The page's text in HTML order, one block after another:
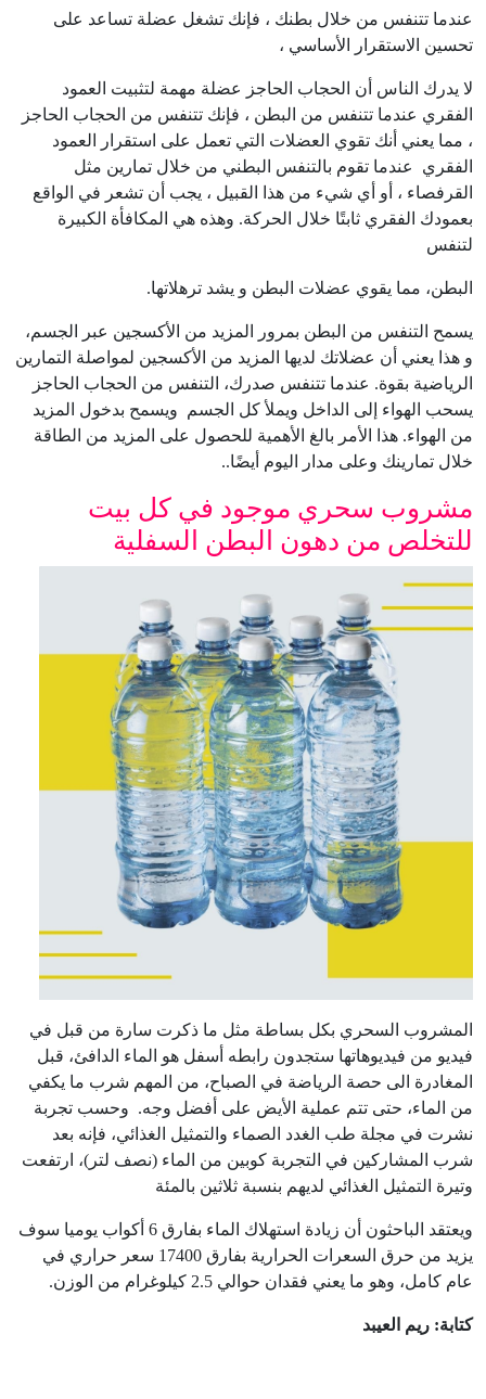
عندما تتنفس من خلال بطنك ، فإنك تشغل عضلة تساعد على
تحسين الاستقرار الأساسي ،
لا يدرك الناس أن الحجاب الحاجز عضلة مهمة لتثبيت العمود
الفقري عندما تتنفس من البطن ، فإنك تتنفس من الحجاب الحاجز
، مما يعني أنك تقوي العضلات التي تعمل على استقرار العمود
الفقري عندما تقوم بالتنفس البطني من خلال تمارين مثل
القرفصاء ، أو أي شيء من هذا القبيل ، يجب أن تشعر في الواقع
بعمودك الفقري ثابتًا خلال الحركة. وهذه هي المكافأة الكبيرة
لتنفس
البطن، مما يقوي عضلات البطن و يشد ترهلاتها.
يسمح التنفس من البطن بمرور المزيد من الأكسجين عبر الجسم،
و هذا يعني أن عضلاتك لديها المزيد من الأكسجين لمواصلة التمارين
الرياضية بقوة. عندما تتنفس صدرك، التنفس من الحجاب الحاجز
يسحب الهواء إلى الداخل ويملأ كل الجسم ويسمح بدخول المزيد
من الهواء. هذا الأمر بالغ الأهمية للحصول على المزيد من الطاقة
خلال تمارينك وعلى مدار اليوم أيضًا..
مشروب سحري موجود في كل بيت
للتخلص من دهون البطن السفلية
المشروب السحري بكل بساطة مثل ما ذكرت سارة من قبل في
فيديو من فيديوهاتها ستجدون رابطه أسفل هو الماء الدافئ، قبل
المغادرة الى حصة الرياضة في الصباح، من المهم شرب ما يكفي
من الماء، حتى تتم عملية الأيض على أفضل وجه. وحسب تجربة
نشرت في مجلة طب الغدد الصماء والتمثيل الغذائي، فإنه بعد
شرب المشاركين في التجربة كوبين من الماء (نصف لتر)، ارتفعت
وتيرة التمثيل الغذائي لديهم بنسبة ثلاثين بالمئة
ويعتقد الباحثون أن زيادة استهلاك الماء بفارق 6 أكواب يوميا سوف
يزيد من حرق السعرات الحرارية بفارق 17400 سعر حراري في
عام كامل، وهو ما يعني فقدان حوالي 2.5 كيلوغرام من الوزن.
كتابة: ريم العيبد